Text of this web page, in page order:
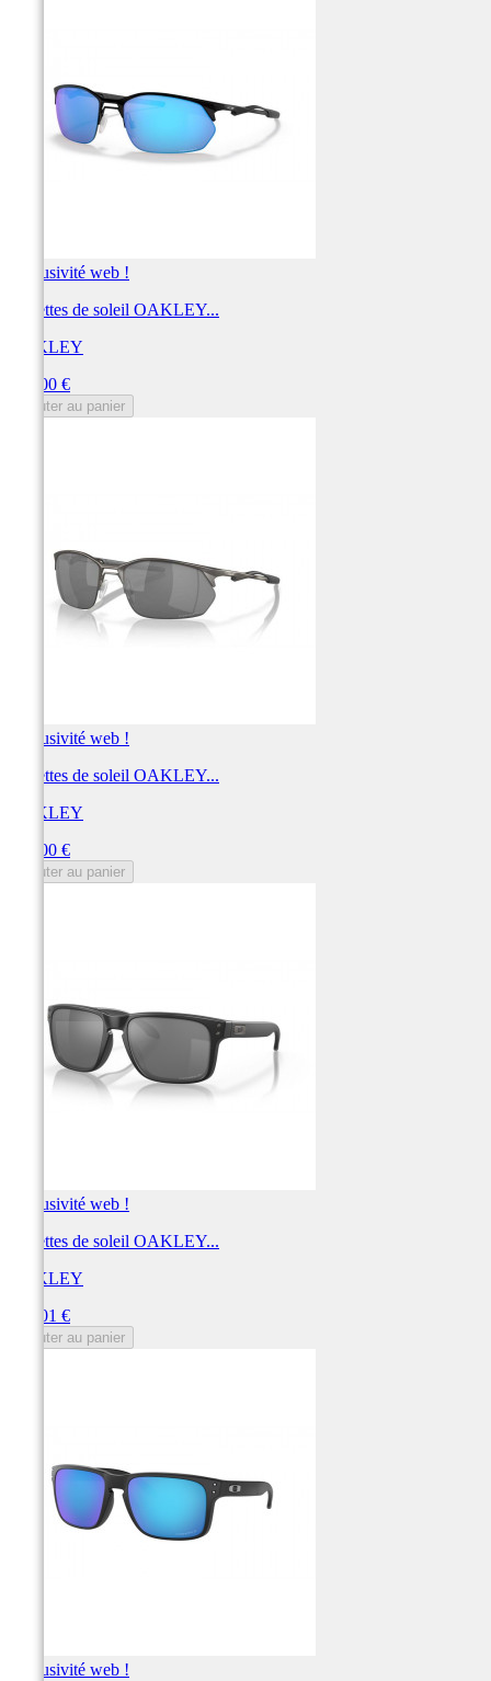
Exclusivité web !
Lunettes de soleil OAKLEY...
OAKLEY
214,00 €
Ajouter au panier
Exclusivité web !
Lunettes de soleil OAKLEY...
OAKLEY
214,00 €
Ajouter au panier
Exclusivité web !
Lunettes de soleil OAKLEY...
OAKLEY
212,01 €
Ajouter au panier
Exclusivité web !